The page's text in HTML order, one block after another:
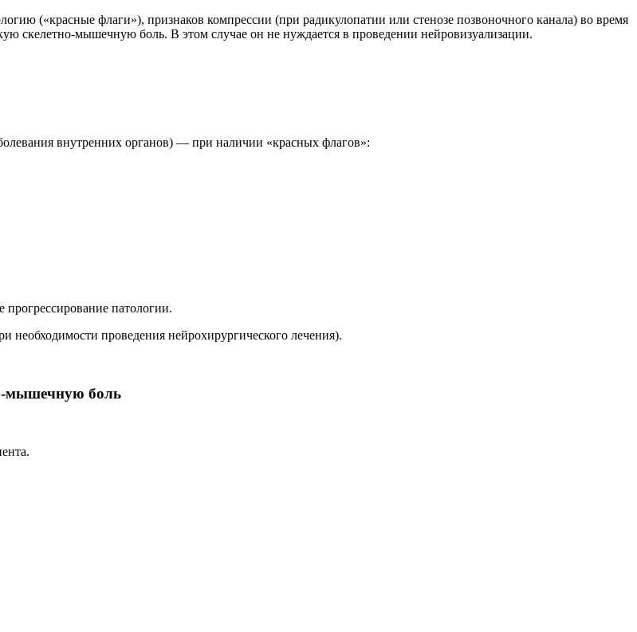
(«красные флаги»), признаков компрессии (при радикулопатии или стенозе позвоночного канала) во время
скелетно-мышечную боль. В этом случае он не нуждается в проведении нейровизуализации.
внутренних органов) — при наличии «красных флагов»:
прогрессирование патологии.
необходимости проведения нейрохирургического лечения).
мышечную боль